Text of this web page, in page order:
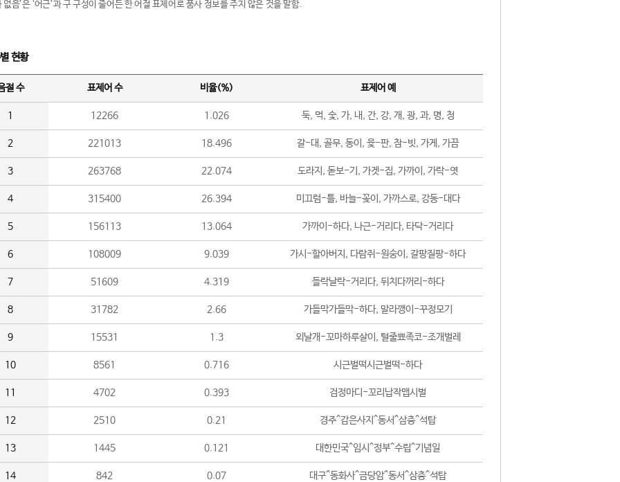
없음’은 ‘어근’과 구 구성이 줄어든 한 어절 표제어로 품사 정보를 주지 않은 것을 말함.
현황
절 수 표제어 수 비율(%) 표제어 예
1 12266 1.026 둑, 먹, 숯, 가, 내, 간, 강, 개, 광, 과, 명, 청
2 221013 18.496 갈-대, 골무, 동이, 윷-판, 참-빗, 가게, 가끔
3 263768 22.074 도라지, 돋보-기, 가겟-집, 가까이, 가락-엿
4 315400 26.394 미끄럼-틀, 바늘-꽂이, 가까스로, 강동-대다
5 156113 13.064 가까이-하다, 나근-거리다, 타닥-거리다
6 108009 9.039 가시-할아버지, 다람쥐-원숭이, 갈팡질팡-하다
7 51609 4.319 들락날락-거리다, 뒤치다꺼리-하다
8 31782 2.66 가들막가들막-하다, 말라깽이-꾸정모기
9 15531 1.3 외날개-꼬마하루살이, 털줄뾰족코-조개벌레
10 8561 0.716 시근벌떡시근벌떡-하다
11 4702 0.393 검정마디-꼬리납작맵시벌
12 2510 0.21 경주^감은사지^동서^삼층^석탑
13 1445 0.121 대한민국^임시^정부^수립^기념일
14 842 0.07 대구^동화사^금당암^동서^삼층^석탑